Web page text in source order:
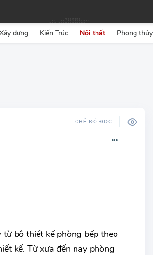
Xây dựng Kiến Trúc Nội thất Phong thủy
CHẾ ĐỘ ĐỌC
bộ thiết kế phòng bếp theo
kế. Từ xưa đến nay phòng